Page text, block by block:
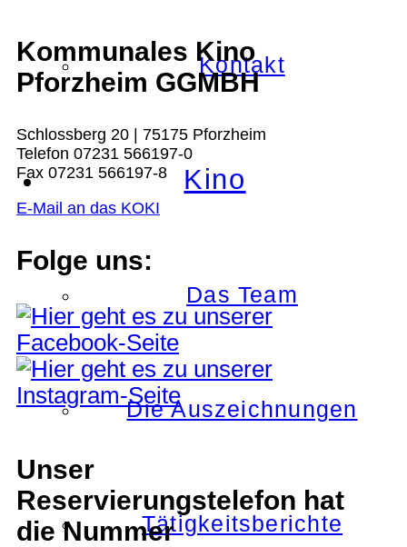
Kontakt
Kino
Das Team
Die Auszeichnungen
Tätigkeitsberichte
Kommunales Kino
Pforzheim GGMBH
Schlossberg 20 | 75175 Pforzheim
Telefon 07231 566197-0
Fax 07231 566197-8
E-Mail an das KOKI
Folge uns:
Unser
Reservierungstelefon hat
die Nummer